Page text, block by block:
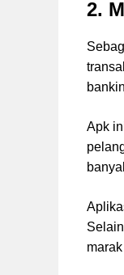
2.
Apk